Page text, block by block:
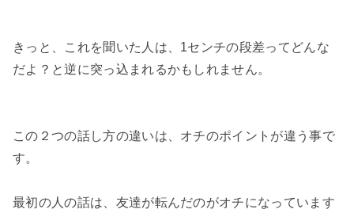
きっと、これを聞いた人は、1センチの段差ってどんな
だよ？と逆に突っ込まれるかもしれません。
この２つの話し方の違いは、オチのポイントが違う事で
す。
最初の人の話は、友達が転んだのがオチになっています